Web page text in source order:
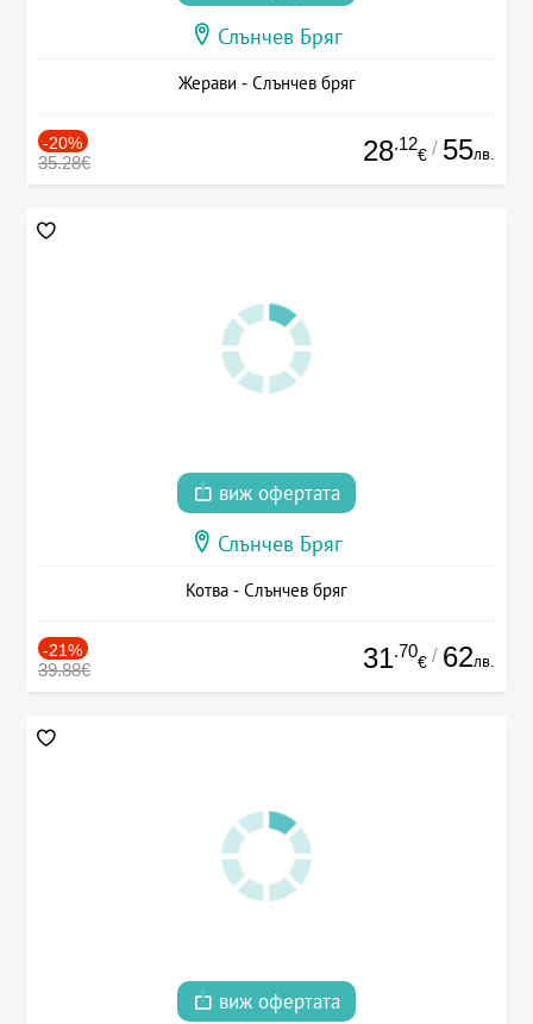
Слънчев Бряг
Жерави - Слънчев бряг
-20%
35.28€ 28.12
€ / 55лв.
виж офертата
Слънчев Бряг
Котва - Слънчев бряг
-21%
39.88€ 31.70
€ / 62лв.
виж офертата